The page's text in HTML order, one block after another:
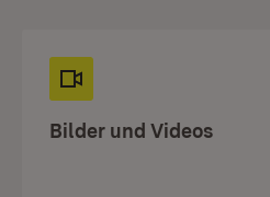
Bilder und Videos